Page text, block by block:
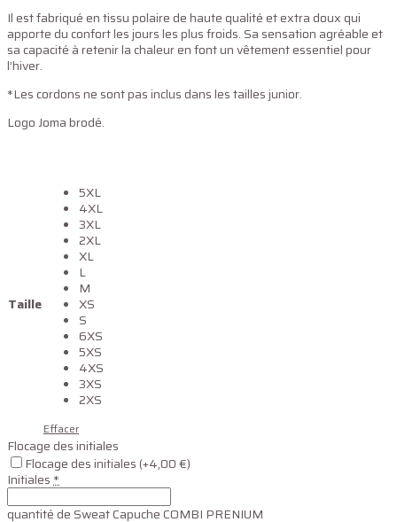
Il est fabriqué en tissu polaire de haute qualité et extra doux qui
apporte du confort les jours les plus froids. Sa sensation agréable et
sa capacité à retenir la chaleur en font un vêtement essentiel pour
l’hiver.
*Les cordons ne sont pas inclus dans les tailles junior.
Logo Joma brodé.
Taille
5XL
4XL
3XL
2XL
XL
L
M
XS
S
6XS
5XS
4XS
3XS
2XS
Effacer
Flocage des initiales
Flocage des initiales(+4,00 €)
Initiales*
quantité de Sweat Capuche COMBI PRENIUM